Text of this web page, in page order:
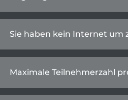
Sie haben kein Internet um
Maximale Teilnehmerzahl